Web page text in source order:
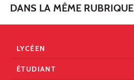
DANS LA MÊME RUBRIQUE
LYCÉEN
ÉTUDIANT